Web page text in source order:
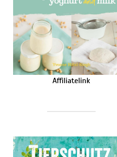
Affiliatelink